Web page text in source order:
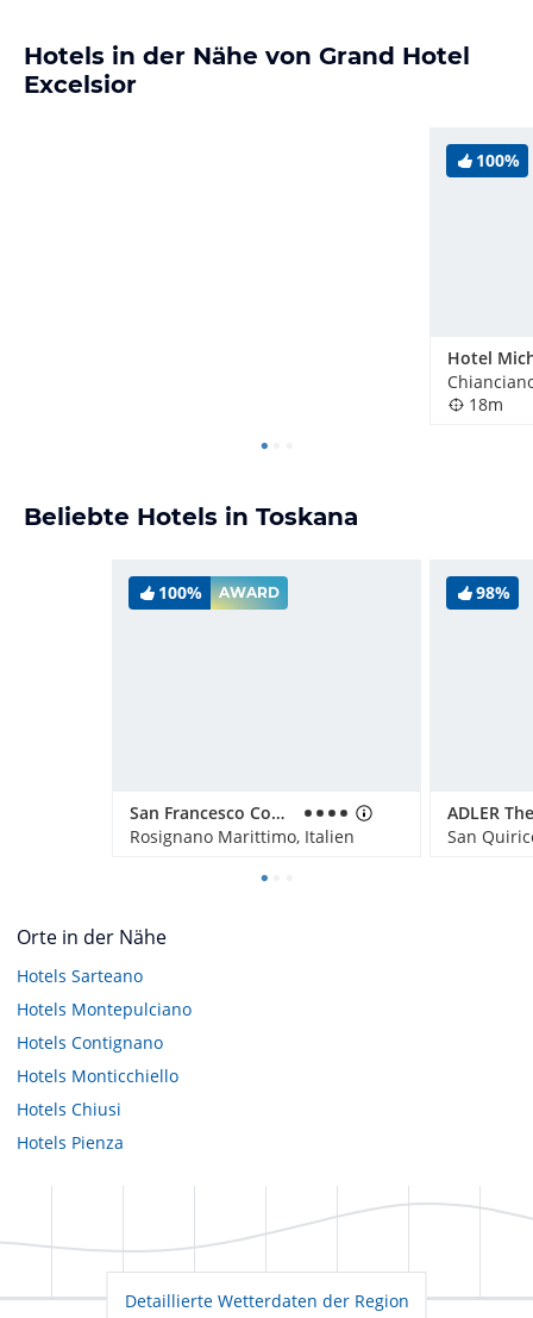
Hotels in der Nähe von Grand Hotel
Excelsior
100%
Hotel
18m
Beliebte Hotels in Toskana
100% AWARD
San Francesco Country Resort
Rosignano Marittimo, Italien
98%
ADLER
San
Orte in der Nähe
Hotels Sarteano
Hotels Montepulciano
Hotels Contignano
Hotels Monticchiello
Hotels Chiusi
Hotels Pienza
Detaillierte Wetterdaten der Region